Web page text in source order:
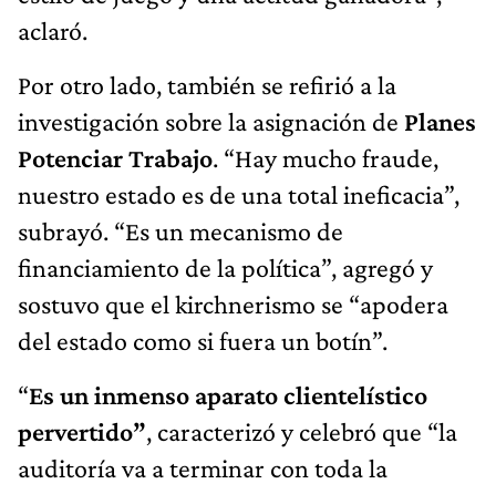
aclaró.
Por otro lado, también se refirió a la
investigación sobre la asignación de Planes
Potenciar Trabajo. “Hay mucho fraude,
nuestro estado es de una total ineficacia”,
subrayó. “Es un mecanismo de
financiamiento de la política”, agregó y
sostuvo que el kirchnerismo se “apodera
del estado como si fuera un botín”.
“Es un inmenso aparato clientelístico
pervertido”, caracterizó y celebró que “la
auditoría va a terminar con toda la